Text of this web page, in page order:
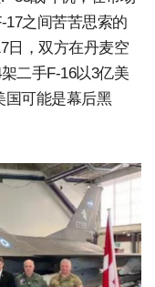
17之间苦苦思索的
日，双方在丹麦空
二手F-16以3亿美
国可能是幕后黑